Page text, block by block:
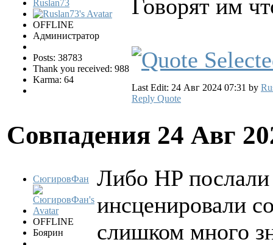
Ruslan73
OFFLINE
Администратор
Posts: 38783
Thank you received: 988
Karma: 64
Говорят им
Last Edit: 24 Авг 2024 07:31 by
Reply Quote
Совпадения 24 Авг
СюгировФан
OFFLINE
Боярин
Либо HP
инсценировали
слишком много